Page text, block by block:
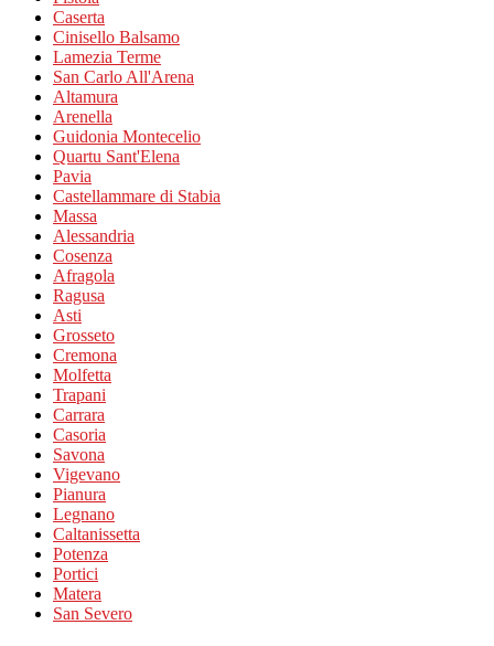
Caserta
Cinisello Balsamo
Lamezia Terme
San Carlo All'Arena
Altamura
Arenella
Guidonia Montecelio
Quartu Sant'Elena
Pavia
Castellammare di Stabia
Massa
Alessandria
Cosenza
Afragola
Ragusa
Asti
Grosseto
Cremona
Molfetta
Trapani
Carrara
Casoria
Savona
Vigevano
Pianura
Legnano
Caltanissetta
Potenza
Portici
Matera
San Severo